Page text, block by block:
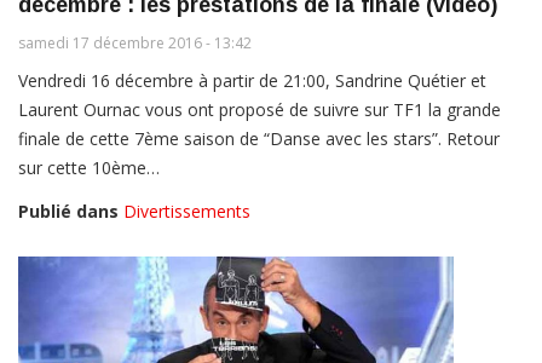
décembre : les prestations de la finale (vidéo)
samedi 17 décembre 2016 - 13:42
Vendredi 16 décembre à partir de 21:00, Sandrine Quétier et
Laurent Ournac vous ont proposé de suivre sur TF1 la grande
finale de cette 7ème saison de “Danse avec les stars”. Retour
sur cette 10ème…
Publié dans Divertissements